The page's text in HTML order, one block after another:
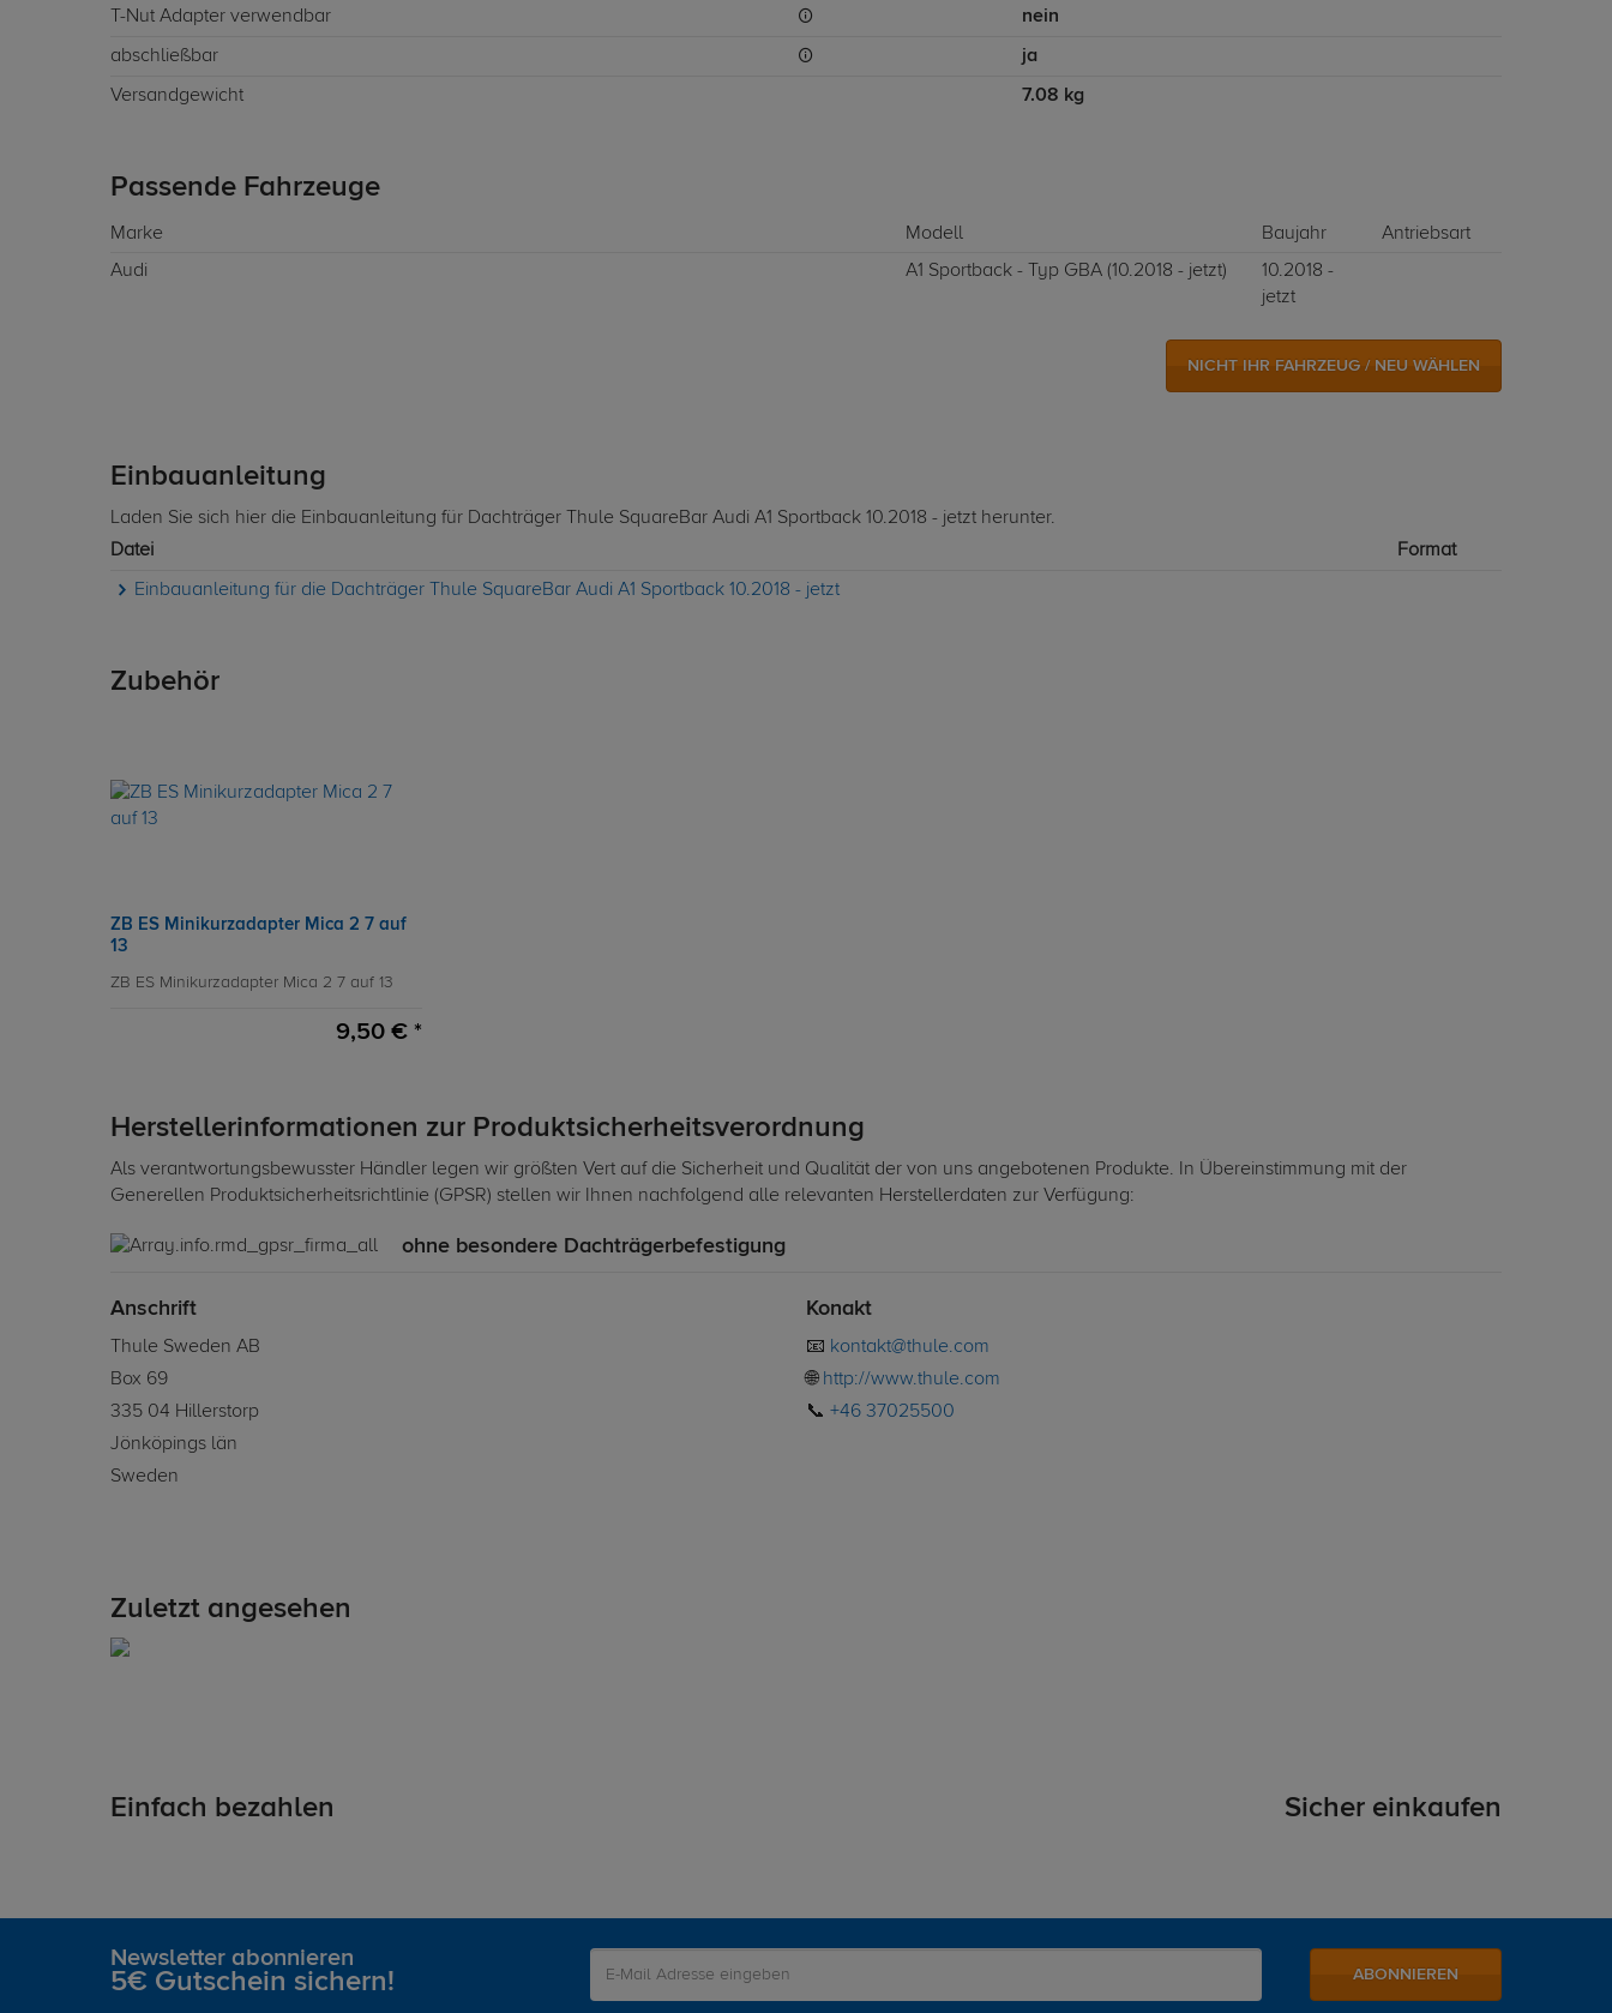
T-Nut Adapter verwendbar nein
abschließbar ja
Versandgewicht 7.08 kg
Passende Fahrzeuge
Marke Modell Baujahr
Antriebsart
Audi
A1 Sportback - Typ GBA (10.2018 - jetzt)
10.2018 -
jetzt
NICHT IHR FAHRZEUG / NEU WÄHLEN
Einbauanleitung
Laden Sie sich hier die Einbauanleitung für Dachträger Thule SquareBar Audi A1 Sportback 10.2018 - jetzt herunter.
Datei
Format
Einbauanleitung für die Dachträger Thule SquareBar Audi A1 Sportback 10.2018 - jetzt
Zubehör
ZB ES Minikurzadapter Mica 2 7 auf
13
ZB ES Minikurzadapter Mica 2 7 auf 13
9,50 € *
Herstellerinformationen zur Produktsicherheitsverordnung
Als verantwortungsbewusster Händler legen wir größten Vert auf die Sicherheit und Qualität der von uns angebotenen Produkte. In Übereinstimmung mit der
Generellen Produktsicherheitsrichtlinie (GPSR) stellen wir Ihnen nachfolgend alle relevanten Herstellerdaten zur Verfügung:
ohne besondere Dachträgerbefestigung
Anschrift
Thule Sweden AB
Box 69
335 04 Hillerstorp
Jönköpings län
Sweden
Konakt
📧 kontakt@thule.com
🌐 http://www.thule.com
📞 +46 37025500
Zuletzt angesehen
Einfach bezahlen Sicher einkaufen
Newsletter abonnieren
5€ Gutschein sichern! ABONNIEREN